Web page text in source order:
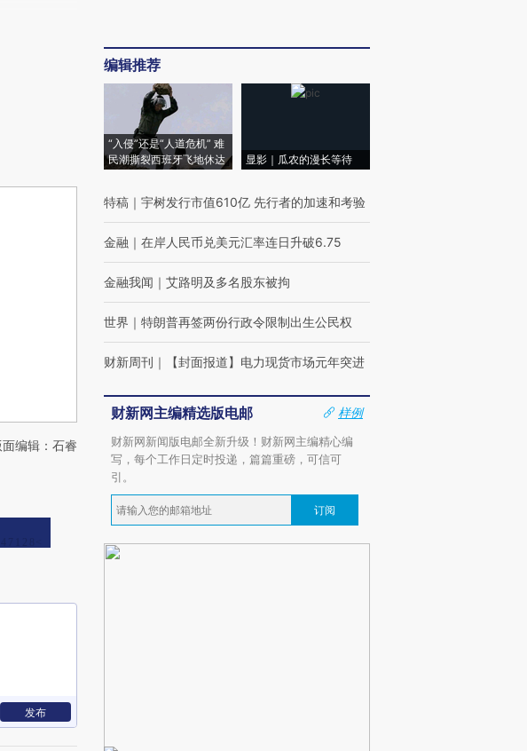
编辑：石睿
发布
编辑推荐
“入侵”还是“人道危机” 难
民潮撕裂西班牙飞地休达
显影｜瓜农的漫长等待
特稿 ｜ 宇树发行市值610亿 先行者的加速和考验
金融 ｜ 在岸人民币兑美元汇率连日升破6.75
金融我闻 ｜ 艾路明及多名股东被拘
世界 ｜ 特朗普再签两份行政令限制出生公民权
财新周刊 ｜ 【封面报道】电力现货市场元年突进
财新网主编精选版电邮
样例
财新网新闻版电邮全新升级！财新网主编精心编
写，每个工作日定时投递，篇篇重磅，可信可
引。
订阅